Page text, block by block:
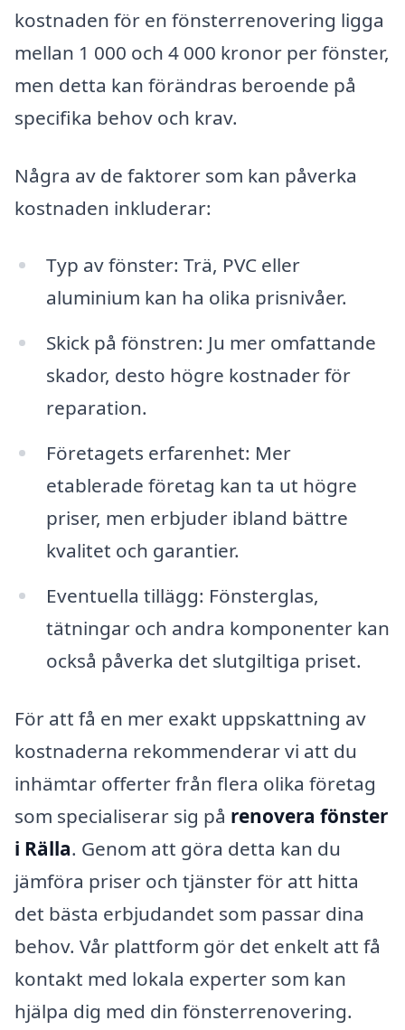
kostnaden för en fönsterrenovering ligga
mellan 1 000 och 4 000 kronor per fönster,
men detta kan förändras beroende på
specifika behov och krav.
Några av de faktorer som kan påverka
kostnaden inkluderar:
Typ av fönster: Trä, PVC eller
aluminium kan ha olika prisnivåer.
Skick på fönstren: Ju mer omfattande
skador, desto högre kostnader för
reparation.
Företagets erfarenhet: Mer
etablerade företag kan ta ut högre
priser, men erbjuder ibland bättre
kvalitet och garantier.
Eventuella tillägg: Fönsterglas,
tätningar och andra komponenter kan
också påverka det slutgiltiga priset.
För att få en mer exakt uppskattning av
kostnaderna rekommenderar vi att du
inhämtar offerter från flera olika företag
som specialiserar sig på renovera fönster
i Rälla. Genom att göra detta kan du
jämföra priser och tjänster för att hitta
det bästa erbjudandet som passar dina
behov. Vår plattform gör det enkelt att få
kontakt med lokala experter som kan
hjälpa dig med din fönsterrenovering.